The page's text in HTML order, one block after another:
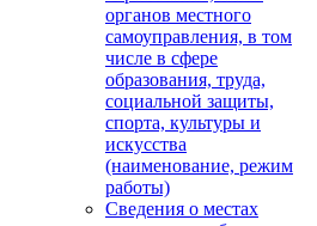
органов местного
самоуправления, в том
числе в сфере
образования, труда,
социальной защиты,
спорта, культуры и
искусства
(наименование, режим
работы)
Сведения о местах